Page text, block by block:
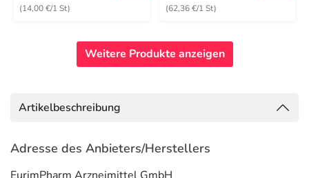
(14,00 €/1 St) (62,36 €/1 St)
Weitere Produkte anzeigen
Artikelbeschreibung
Adresse des Anbieters/Herstellers